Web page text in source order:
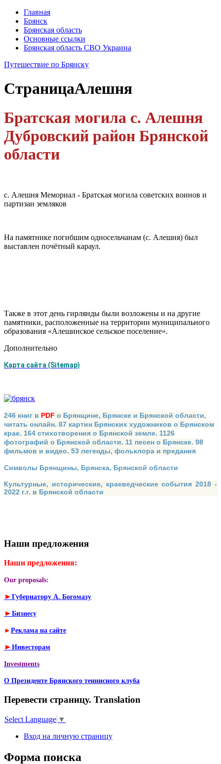
Главная
Брянск
Брянская область
Основные ссылки
Брянская область СВО Украина
Путешествие по Брянску
СтраницаАлешня
Братская могила с. Алешня
Дубровский район Брянской
области
с. Алешня Мемориал - Братская могила советских воинов и
партизан земляков
На памятнике погибшим односельчанам (с. Алешня) был
выставлен почётный караул.
Также в этот день гирлянды были возложены и на другие
памятники, расположенные на территории муниципального
образования «Алешинское сельское поселение».
Дополнительно
Карта сайта (Sitemap)
246 книг в PDF о Брянщине, Брянске и Брянской области,
читать онлайн. 87 картин Брянских художников о Брянском
крае. 164 стихотворения о Брянской земле. 1126
фотографий о Брянской области. 11 песен о Брянске. 98
фильмов и видео. 53 легенды, фольклора и предания
Символы Брянщины, Брянска, Брянской области
Культурные, исторические, краеведческие события 2018 -
2022 г.г. в Брянской области
Наши предложения
Наши предложения:
Our proposals:
► Губернатору А. Богомазу
► Бизнесу
► Реклама на сайте
► Инвесторам
Investments
О Президенте Брянского теннисного клуба
Перевести страницу. Translation
Select Language ▼
Вход на личную страницу
Форма поиска